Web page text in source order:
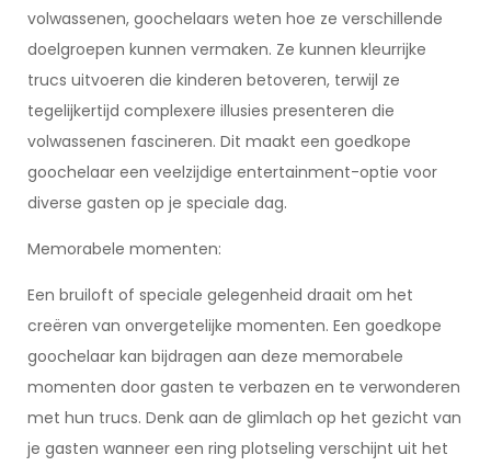
volwassenen, goochelaars weten hoe ze verschillende
doelgroepen kunnen vermaken. Ze kunnen kleurrijke
trucs uitvoeren die kinderen betoveren, terwijl ze
tegelijkertijd complexere illusies presenteren die
volwassenen fascineren. Dit maakt een goedkope
goochelaar een veelzijdige entertainment-optie voor
diverse gasten op je speciale dag.
Memorabele momenten:
Een bruiloft of speciale gelegenheid draait om het
creëren van onvergetelijke momenten. Een goedkope
goochelaar kan bijdragen aan deze memorabele
momenten door gasten te verbazen en te verwonderen
met hun trucs. Denk aan de glimlach op het gezicht van
je gasten wanneer een ring plotseling verschijnt uit het